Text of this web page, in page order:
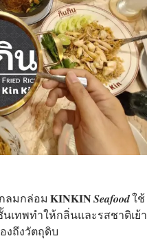
มกล่อม 𝐊𝐈𝐍𝐊𝐈𝐍 𝑺𝒆𝒂𝒇𝒐𝒐𝒅 ใช้
ทพทำให้กลิ่นและรสชาติเย้า
งถึงวัตถุดิบ